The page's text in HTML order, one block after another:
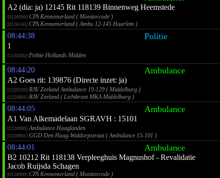
A2 (dia: ja) 12145 Rit 118139 Binnenweg Heemstede
[0126999] CPA Kennemerland ( Monitorcode )
[0126145] CPA Kennemerland ( Ambu 12-145 Haarlem )
08:44:38 Politie
1
[1533502] Politie Hollands Midden
08:44:20 Ambulance
A2 Goes rit: 139876 (Directe inzet: ja)
[1320129] RAV Zeeland Ambulance 19-129 ( Middelburg )
[1320001] RAV Zeeland ( Lichtkrant MKA Middelburg )
08:44:05 Ambulance
A1 Van Alkemadelaan SGRAVH : 15101
[1520999]Ambulance Haaglanden
[1520001] GGD Den Haag-Waldorpstraat ( Ambulance 15-101 )
08:44:01 Ambulance
B2 10212 Rit 118138 Verpleeghuis Magnushof - Revalidatie
Jacob Ruijsda Schagen
[0126999] CPA Kennemerland ( Monitorcode )